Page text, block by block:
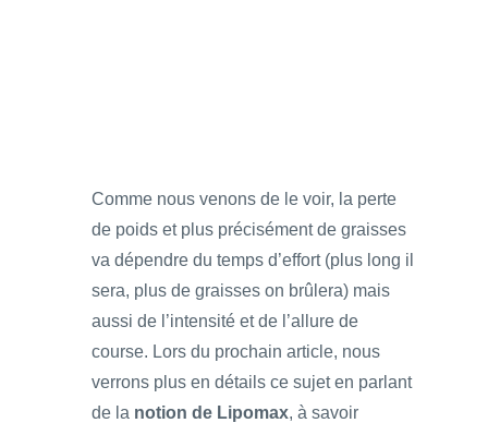
Comme nous venons de le voir, la perte
de poids et plus précisément de graisses
va dépendre du temps d’effort (plus long il
sera, plus de graisses on brûlera) mais
aussi de l’intensité et de l’allure de
course. Lors du prochain article, nous
verrons plus en détails ce sujet en parlant
de la notion de Lipomax, à savoir